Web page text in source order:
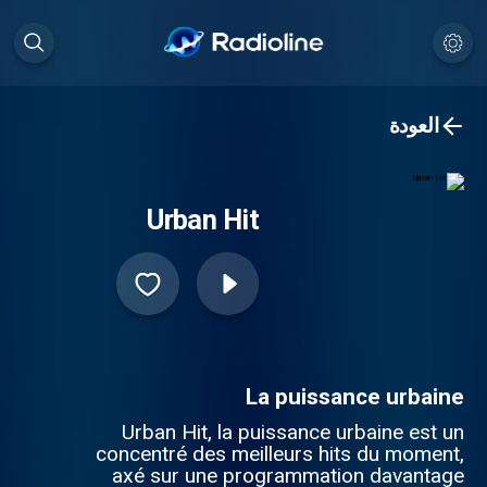
العودة
Urban Hit
La puissance urbaine
Urban Hit, la puissance urbaine est un
concentré des meilleurs hits du moment,
axé sur une programmation davantage